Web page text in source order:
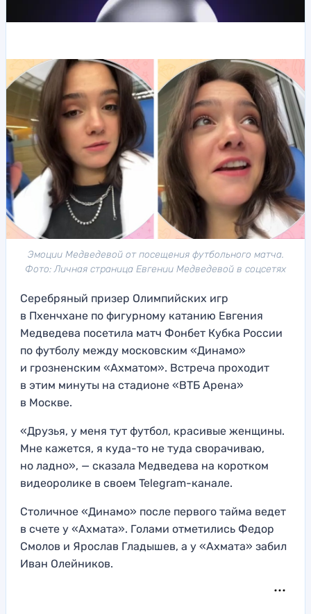
Эмоции Медведевой от посещения футбольного матча.
Фото: Личная страница Евгении Медведевой в соцсетях
Серебряный призер Олимпийских игр
в Пхенчхане по фигурному катанию Евгения
Медведева посетила матч Фонбет Кубка России
по футболу между московским «Динамо»
и грозненским «Ахматом». Встреча проходит
в этим минуты на стадионе «ВТБ Арена»
в Москве.
«Друзья, у меня тут футбол, красивые женщины.
Мне кажется, я куда-то не туда сворачиваю,
но ладно», — сказала Медведева на коротком
видеоролике в своем Telegram-канале.
Столичное «Динамо» после первого тайма ведет
в счете у «Ахмата». Голами отметились Федор
Смолов и Ярослав Гладышев, а у «Ахмата» забил
Иван Олейников.